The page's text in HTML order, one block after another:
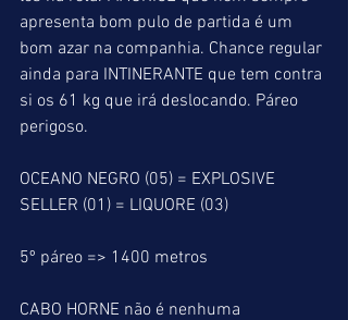
apresenta bom pulo de partida é um
bom azar na companhia. Chance regular
ainda para INTINERANTE que tem contra
si os 61 kg que irá deslocando. Páreo
perigoso.
OCEANO NEGRO (05) = EXPLOSIVE
SELLER (01) = LIQUORE (03)
5º páreo => 1400 metros
CABO HORNE não é nenhuma